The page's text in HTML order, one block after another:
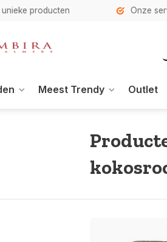
producten Onze service
Meest Trendy Outlet